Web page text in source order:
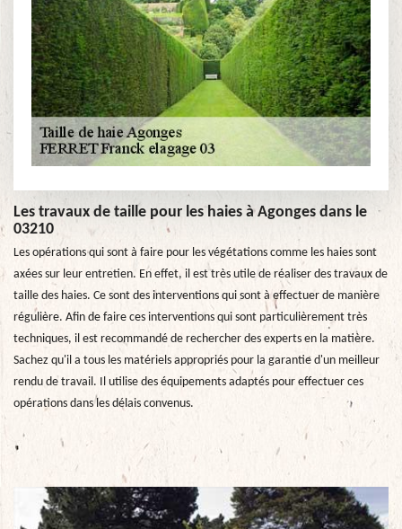
Les travaux de taille pour les haies à Agonges dans le
03210
Les opérations qui sont à faire pour les végétations comme les haies sont
axées sur leur entretien. En effet, il est très utile de réaliser des travaux de
taille des haies. Ce sont des interventions qui sont à effectuer de manière
régulière. Afin de faire ces interventions qui sont particulièrement très
techniques, il est recommandé de rechercher des experts en la matière.
Sachez qu'il a tous les matériels appropriés pour la garantie d'un meilleur
rendu de travail. Il utilise des équipements adaptés pour effectuer ces
opérations dans les délais convenus.